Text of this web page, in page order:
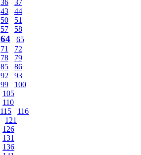
36
37
43
44
50
51
57
58
64
65
71
72
78
79
85
86
92
93
99
100
105
110
115
116
121
126
131
136